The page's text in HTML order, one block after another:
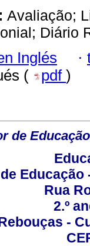
Avaliação;
Diário
Inglés ·
( pdf )
de
Educação
Rua
2.º
-